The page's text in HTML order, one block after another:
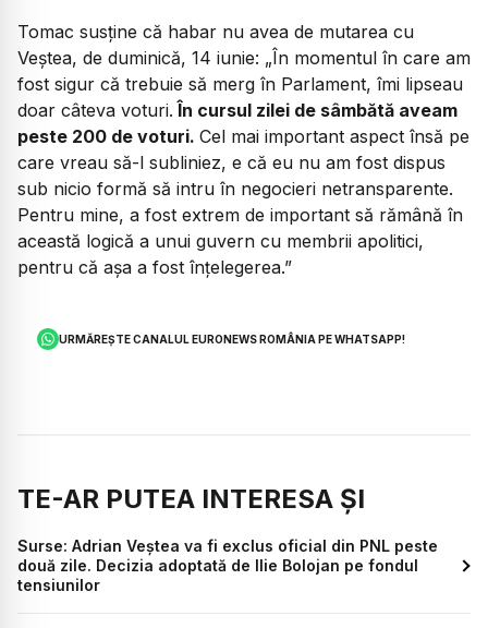
Tomac susține că habar nu avea de mutarea cu
Veștea, de duminică, 14 iunie: „În momentul în care am
fost sigur că trebuie să merg în Parlament, îmi lipseau
doar câteva voturi. În cursul zilei de sâmbătă aveam
peste 200 de voturi. Cel mai important aspect însă pe
care vreau să-l subliniez, e că eu nu am fost dispus
sub nicio formă să intru în negocieri netransparente.
Pentru mine, a fost extrem de important să rămână în
această logică a unui guvern cu membrii apolitici,
pentru că așa a fost înțelegerea.”
URMĂREȘTE CANALUL EURONEWS ROMÂNIA PE WHATSAPP!
TE-AR PUTEA INTERESA ȘI
Surse: Adrian Veștea va fi exclus oficial din PNL peste
două zile. Decizia adoptată de Ilie Bolojan pe fondul
tensiunilor